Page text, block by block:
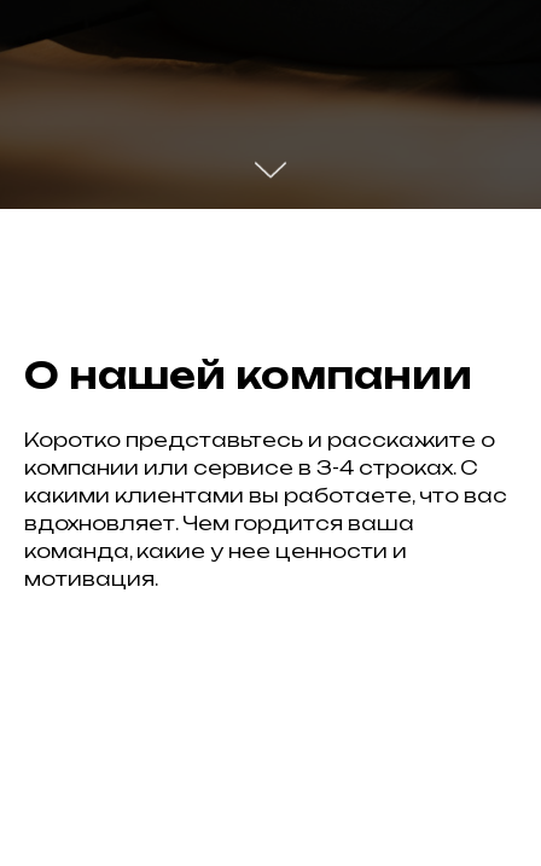
О нашей компании
Коротко представьтесь и расскажите о
компании или сервисе в 3-4 строках. С
какими клиентами вы работаете, что вас
вдохновляет. Чем гордится ваша
команда, какие у нее ценности и
мотивация.